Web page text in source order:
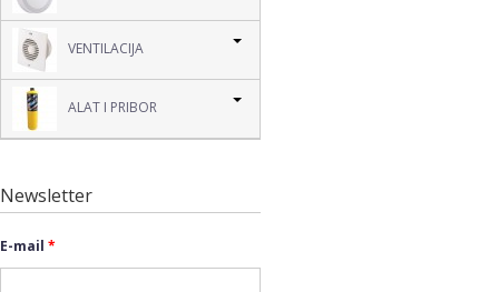
VENTILACIJA
ALAT I PRIBOR
Newsletter
E-mail *